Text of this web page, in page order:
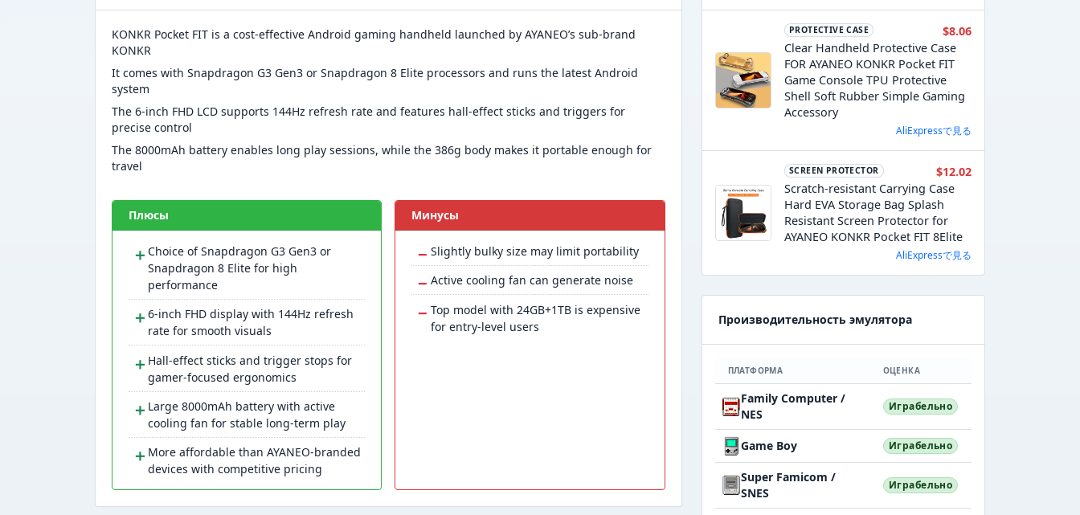
KONKR Pocket FIT is a cost-effective Android gaming handheld launched by AYANEO’s sub-brand
KONKR
It comes with Snapdragon G3 Gen3 or Snapdragon 8 Elite processors and runs the latest Android
system
The 6-inch FHD LCD supports 144Hz refresh rate and features hall-effect sticks and triggers for
precise control
The 8000mAh battery enables long play sessions, while the 386g body makes it portable enough for
travel
Плюсы
＋ Choice of Snapdragon G3 Gen3 or
Snapdragon 8 Elite for high
performance
＋ 6-inch FHD display with 144Hz refresh
rate for smooth visuals
＋ Hall-effect sticks and trigger stops for
gamer-focused ergonomics
＋ Large 8000mAh battery with active
cooling fan for stable long-term play
＋ More affordable than AYANEO-branded
devices with competitive pricing
Минусы
− Slightly bulky size may limit portability
− Active cooling fan can generate noise
− Top model with 24GB+1TB is expensive
for entry-level users
PROTECTIVE CASE
$8.06
Clear Handheld Protective Case
FOR AYANEO KONKR Pocket FIT
Game Console TPU Protective
Shell Soft Rubber Simple Gaming
Accessory
AliExpressで見る
SCREEN PROTECTOR
$12.02
Scratch-resistant Carrying Case
Hard EVA Storage Bag Splash
Resistant Screen Protector for
AYANEO KONKR Pocket FIT 8Elite
AliExpressで見る
Производительность эмулятора
ПЛАТФОРМА ОЦЕНКА
Family Computer /
NES
Играбельно
Game Boy Играбельно
Super Famicom /
SNES
Играбельно